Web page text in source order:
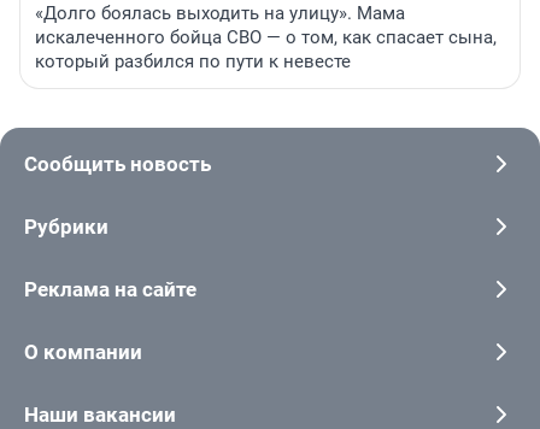
«Долго боялась выходить на улицу». Мама
искалеченного бойца СВО — о том, как спасает сына,
который разбился по пути к невесте
Сообщить новость
Рубрики
Реклама на сайте
О компании
Наши вакансии